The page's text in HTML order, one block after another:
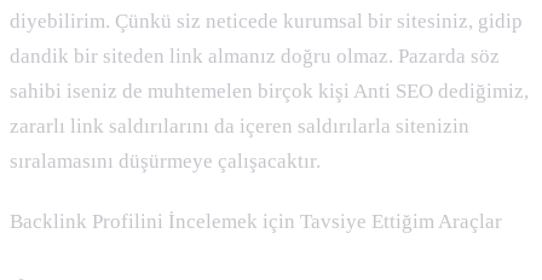
diyebilirim. Çünkü siz neticede kurumsal bir sitesiniz, gidip
dandik bir siteden link almanız doğru olmaz. Pazarda söz
sahibi iseniz de muhtemelen birçok kişi Anti SEO dediğimiz,
zararlı link saldırılarını da içeren saldırılarla sitenizin
sıralamasını düşürmeye çalışacaktır.
Backlink Profilini İncelemek için Tavsiye Ettiğim Araçlar